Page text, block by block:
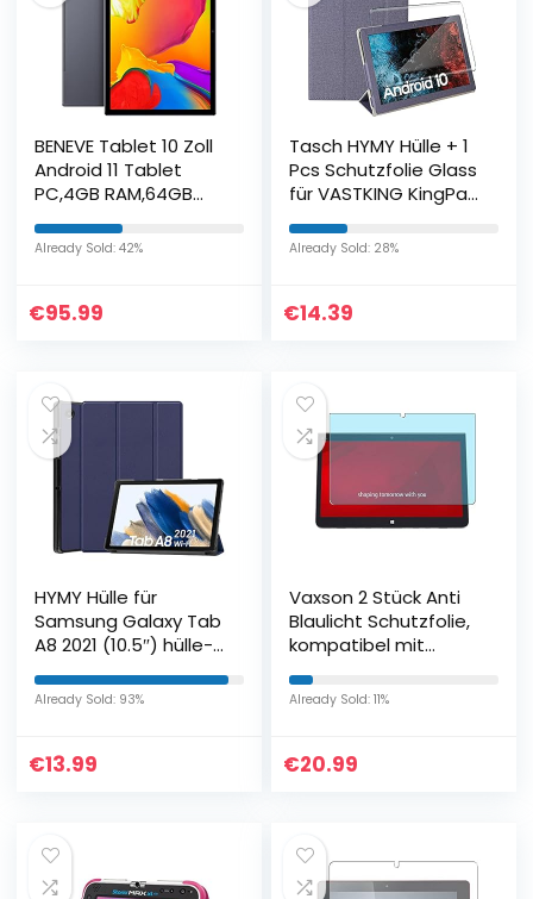
BENEVE Tablet 10 Zoll
Android 11 Tablet
PC,4GB RAM,64GB
Core
Kamera,2…
Already Sold: 42%
€95.99
Tasch HYMY Hülle + 1
Pcs Schutzfolie Glass
für VASTKING KingPad
Case Cover
KingPad K10 Glass-
Already Sold: 28%
€14.39
HYMY Hülle für
Samsung Galaxy Tab
A8 2021 (10.5″) hülle-
Schutzhülle Samsung
Already Sold: 93%
€13.99
Vaxson 2 Stück Anti
Blaulicht Schutzfolie,
kompatibel mit
ARROWS Tab Q736 /
Already Sold: 11%
€20.99